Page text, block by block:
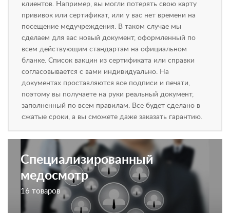
клиентов. Например, вы могли потерять свою карту
прививок или сертификат, или у вас нет времени на
посещение медучреждения. В таком случае мы
сделаем для вас новый документ, оформленный по
всем действующим стандартам на официальном
бланке. Список вакцин из сертификата или справки
согласовывается с вами индивидуально. На
документах проставляются все подписи и печати,
поэтому вы получаете на руки реальный документ,
заполненный по всем правилам. Все будет сделано в
сжатые сроки, а вы сможете даже заказать гарантию.
Специализированный
медосмотр
16 товаров